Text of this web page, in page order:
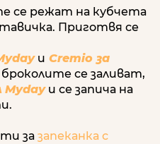
се режат на кубчета
Приготвя се
и Cremio за
се заливат,
Mydayи се запича на
за запеканка с